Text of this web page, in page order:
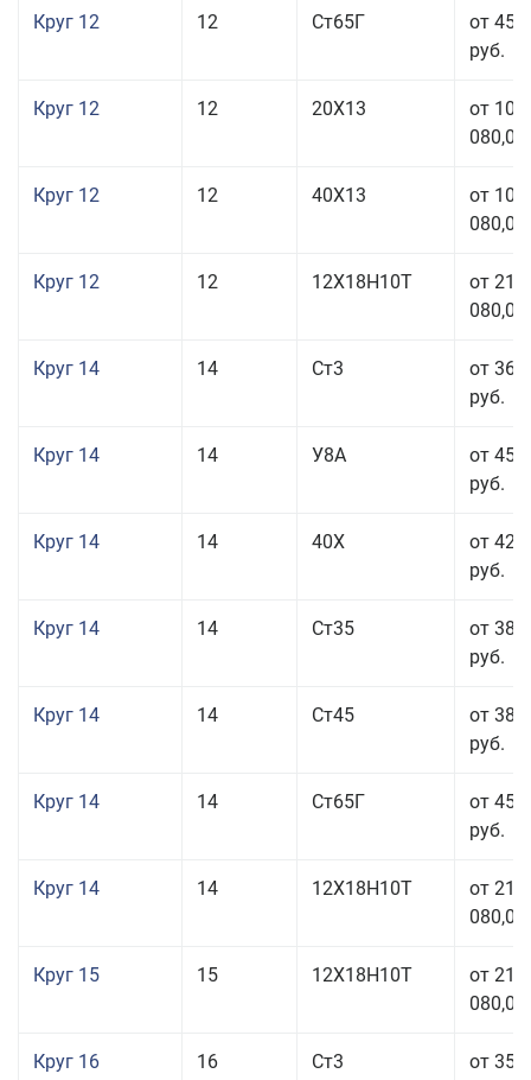
Круг 12 12 Ст65Г
от 45
руб.
Круг 12 12 20Х13
от 103
080,00
Круг 12 12 40Х13
от 103
080,00
Круг 12 12 12Х18Н10Т
от 212
080,00
Круг 14 14 Ст3
от 36
руб.
Круг 14 14 У8А
от 45
руб.
Круг 14 14 40Х
от 42
руб.
Круг 14 14 Ст35
от 38
руб.
Круг 14 14 Ст45
от 38
руб.
Круг 14 14 Ст65Г
от 45
руб.
Круг 14 14 12Х18Н10Т
от 211
080,00
Круг 15 15 12Х18Н10Т
от 211
080,00
Круг 16 16 Ст3
от 35